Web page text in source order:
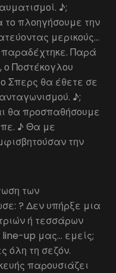
♪;
πλοηγήσουμε την
μερικούς…
Παρά
ο Ποστέκογλου
Σπερς θα έθετε σε
♪;
θα προσπαθήσουμε
♪ Θα με
την
των
? Δεν υπήρξε μια
ή τεσσάρων
up μας… εμείς;
όλη τη σεζόν.
παρουσιάζει